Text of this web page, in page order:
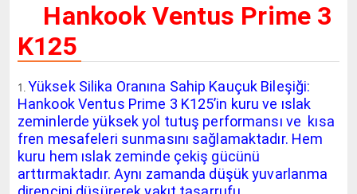
Hankook Ventus Prime 3
K125
Yüksek Silika Oranına Sahip Kauçuk Bileşiği:
Hankook Ventus Prime 3 K125’in kuru ve ıslak
zeminlerde yüksek yol tutuş performansı ve kısa
fren mesafeleri sunmasını sağlamaktadır. Hem
kuru hem ıslak zeminde çekiş gücünü
arttırmaktadır. Aynı zamanda düşük yuvarlanma